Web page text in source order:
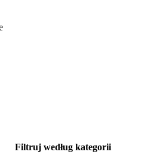
Filtruj według kategorii